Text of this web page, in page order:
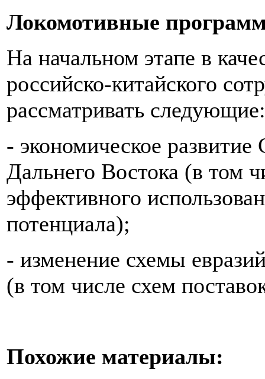
Локомотивные
На начальном этапе в
российско-китайского
рассматривать следующие:
- экономическое
Дальнего Востока (в том
эффективного
потенциала);
- изменение схемы
(в том числе схем
Похожие материалы: